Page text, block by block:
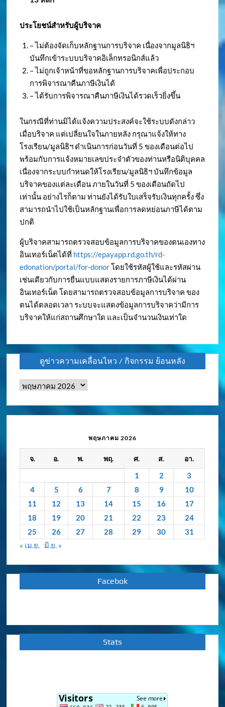
ประโยชน์สำหรับผู้บริจาค
– ไม่ต้องจัดเก็บหลักฐานการบริจาค เนื่องจากมูลนิธิฯ
บันทึกเข้าระบบบริจาคอิเล็กทรอนิกส์แล้ว
– ไม่ถูกเจ้าหน้าที่ขอหลักฐานการบริจาคเพื่อประกอบ
การพิจารณาคืนภาษีเงินได้
– ได้รับการพิจารณาคืนภาษีเงินได้รวดเร็วยิ่งขึ้น
ในกรณีที่ท่านมิได้แจ้งความประสงค์จะใช้ระบบดังกล่าว
เมื่อบริจาค แต่เปลี่ยนใจในภายหลัง กรุณาแจ้งให้ทาง
โรงเรียน/มูลนิธิฯ ดำเนินการก่อนวันที่ 5 ของเดือนต่อไป
พร้อมกับการแจ้งหมายเลขประจำตัวของท่านหรือนิติบุคคล
เนื่องจากระบบกำหนดให้โรงเรียน/มูลนิธิฯ บันทึกข้อมูล
บริจาคของแต่ละเดือน ภายในวันที่ 5 ของเดือนถัดไป
เท่านั้น อย่างไรก็ตาม ท่านยังได้รับใบเสร็จรับเงินทุกครั้ง ซึ่ง
สามารถนำไปใช้เป็นหลักฐานเพื่อการลดหย่อนภาษีได้ตาม
ปกติ
ผู้บริจาคสามารถตรวจสอบข้อมูลการบริจาคของตนเองทาง
อินเทอร์เน็ตได้ที่ https://epayapp.rd.go.th/rd-
edonation/portal/for-donorโดยใช้รหัสผู้ใช้และรหัสผ่าน
เช่นเดียวกับการยื่นแบบแสดงรายการภาษีเงินได้ผ่าน
อินเทอร์เน็ต โดยสามารถตรวจสอบข้อมูลการบริจาค ของ
ตนได้ตลอดเวลา ระบบจะแสดงข้อมูลการบริจาคว่ามีการ
บริจาคให้แก่สถานศึกษาใด และเป็นจำนวนเงินเท่าใด
ดูข่าวความเคลื่อนไหว / กิจกรรม ย้อนหลัง
ดู
กิจกรรม
ย้อน
พฤษภาคม 2026
จ. อ. พ. พฤ. ศ. ส. อา.
1 2
3
4
5 6 7 8 9
10
11
12 13 14 15 16
17
18
19 20 21 22 23
24
25
26 27 28 29 30
31
« เม.ย. มิ.ย. »
Facebok
Stats